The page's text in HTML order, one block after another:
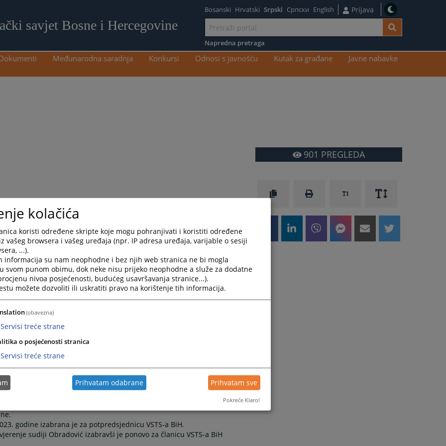
savjet Bosne i Hercegovine
sadržaj
Bosanski Hrvatski Srpski Српски English Prijava
Napredna pretraga
Međunarodna saradnja Konkursi Odnosi s javnošću Kutak za građane
Javne nabavke
godine, gdje je završila osnovnu i srednju školu. Pravni
čime je stekla zvanje diplomiranog pravnika.
pravosudnog ispita pri Ministarstvu pravde Republike Srbije u
Bosne i Hercegovine u periodu od 1994. do 1996. godine.
stručne saradnice, takođe u Osnovnom sudu Brčko distrikta
radila je u periodu od 1997. do 1998. godine, nakon
do 2000. godine. Od 2000. do 2004. godine, radila je kao
i Hercegovine, dok od 2004. godine u kontinuitetu do
Bosne i Hercegovine.
i one u organizaciji CEST-a.
izabrana je 23. aprila 2021. godine, od strane
godine izabrana je za potpredsjednicu VSTS-a BiH.
sudiji Obradović izabravši je ponovo za članicu VSTS-a BiH
901 PREGLEDA
kolačića
koristi određene skripte koje mogu pohranjivati i koristiti određene
vašeg browsera i vašeg uređaja (npr. IP adresa uređaja, varijable o sesiji
...).
informacija su nam neophodne i bez njih web stranica ne bi mogla
svom punom obimu, dok neke nisu prijeko neophodne a služe za dodatne
nivoa posjećenosti, budućeg usavršavanja stranice...).
možete dozvoliti ili uskratiti pravo na korištenje tih informacija.
(obavezna)
Servisi treće strane
o posjećenosti stranica
Servisi treće strane
Prihvatam odabrane Prihvatam sve
Pokreće Klaro!